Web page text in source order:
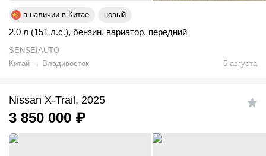
в наличии в Китае новый
2.0 л (151 л.с.), бензин, вариатор, передний
SENSEIAUTO
Китай → Владивосток 5 августа
Nissan X-Trail, 2025
3 850 000 ₽